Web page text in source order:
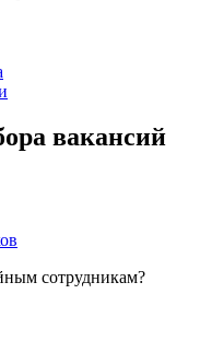
вакансий
сотрудникам?